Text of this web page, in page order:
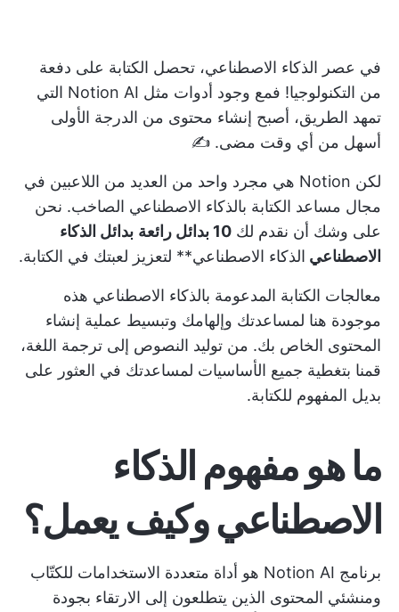
في عصر الذكاء الاصطناعي، تحصل الكتابة على دفعة
من التكنولوجيا! فمع وجود أدوات مثل Notion AI التي
تمهد الطريق، أصبح إنشاء محتوى من الدرجة الأولى
أسهل من أي وقت مضى. ✍️
لكن Notion هي مجرد واحد من العديد من اللاعبين في
مجال مساعد الكتابة بالذكاء الاصطناعي الصاخب. نحن
على وشك أن نقدم لك 10 بدائل رائعة
بدائل الذكاء
الاصطناعي الذكاء الاصطناعي** لتعزيز لعبتك في الكتابة.
معالجات الكتابة المدعومة بالذكاء الاصطناعي هذه
موجودة هنا لمساعدتك وإلهامك وتبسيط عملية إنشاء
المحتوى الخاص بك. من توليد النصوص إلى ترجمة اللغة،
قمنا بتغطية جميع الأساسيات لمساعدتك في العثور على
بديل المفهوم للكتابة.
ما هو مفهوم الذكاء
الاصطناعي وكيف يعمل؟
برنامج Notion AI هو أداة متعددة الاستخدامات للكتّاب
ومنشئي المحتوى الذين يتطلعون إلى الارتقاء بجودة